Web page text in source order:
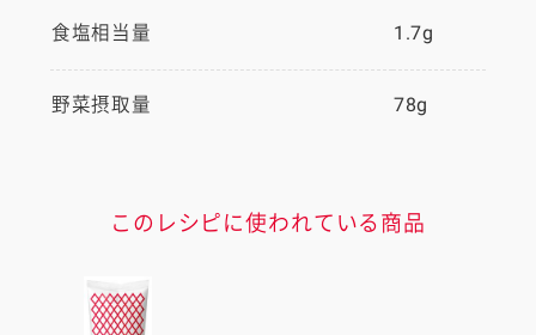
食塩相当量 1.7g
野菜摂取量 78g
このレシピに使われている商品